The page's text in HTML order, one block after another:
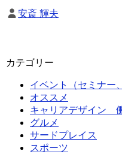
安斎 輝夫
カテゴリー
イベント（セミナー
オススメ
キャリアデザイン
グルメ
サードプレイス
スポーツ